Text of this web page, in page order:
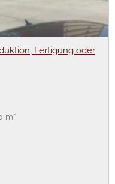
Fertigung oder
m²